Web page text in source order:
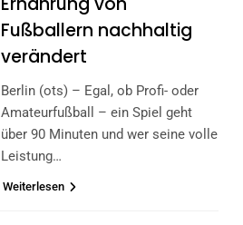
Fußballern nachhaltig
verändert
Berlin (ots) – Egal, ob Profi- oder
Amateurfußball – ein Spiel geht
über 90 Minuten und wer seine volle
Leistung…
Weiterlesen